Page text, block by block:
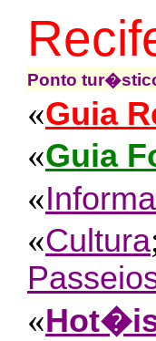
Ponto
«Guia
«Guia
«
«Cultura
«